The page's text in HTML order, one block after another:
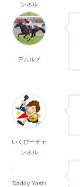
ンネル
デムルメ
いくぴーチャ
ンネル
Daddy Yoshi